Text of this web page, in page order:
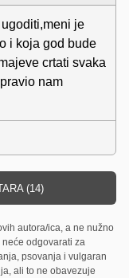
je
i koja god bude
crtati svaka
nam
(14)
autora/ica, a ne nužno
odgovarati za
psovanja i vulgaran
ali to ne obavezuje